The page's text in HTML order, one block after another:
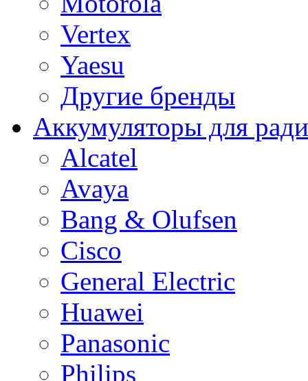
Vertex
Yaesu
Другие бренды
Аккумуляторы для
Alcatel
Avaya
Bang & Olufsen
Cisco
General Electric
Huawei
Panasonic
Philips